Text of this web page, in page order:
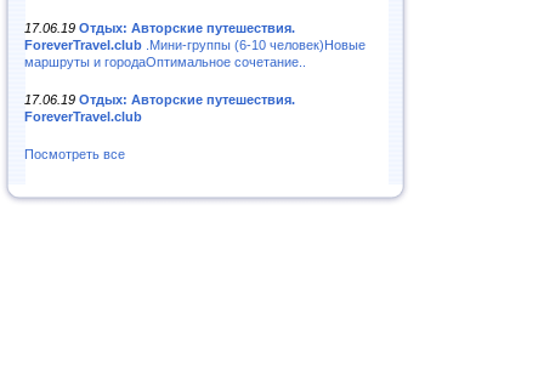
17.06.19 Отдых: Авторские путешествия.
ForeverTravel.club .Мини-группы (6-10 человек)Новые
маршруты и городаОптимальное сочетание..
17.06.19 Отдых: Авторские путешествия.
ForeverTravel.club
Посмотреть все